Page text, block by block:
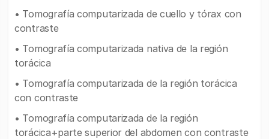
• Tomografía computarizada de cuello y tórax con
contraste
• Tomografía computarizada nativa de la región
torácica
• Tomografía computarizada de la región torácica
con contraste
• Tomografía computarizada de la región
torácica+parte superior del abdomen con contraste